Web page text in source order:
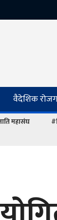
वैदेशिक
महासंघ